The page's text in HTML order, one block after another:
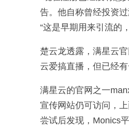
告。他自称曾经投资
“这是早期用来引流的
楚云龙透露，满星云
云爱搞直播，但已经
满星云的官网之一
宣传网站仍可访问，
尝试后发现，Monics